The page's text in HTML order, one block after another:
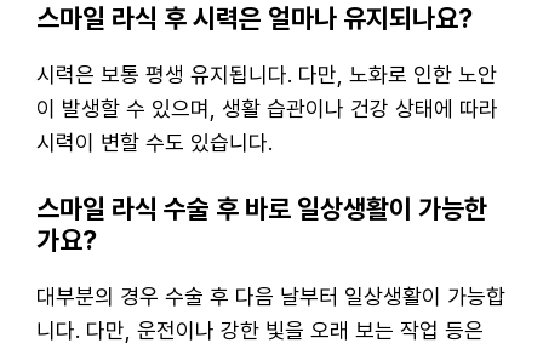
스마일 라식 후 시력은 얼마나 유지되나요?
시력은 보통 평생 유지됩니다. 다만, 노화로 인한 노안
이 발생할 수 있으며, 생활 습관이나 건강 상태에 따라
시력이 변할 수도 있습니다.
스마일 라식 수술 후 바로 일상생활이 가능한
가요?
대부분의 경우 수술 후 다음 날부터 일상생활이 가능합
니다. 다만, 운전이나 강한 빛을 오래 보는 작업 등은